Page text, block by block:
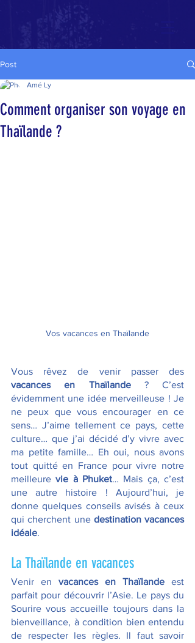
Post
Comment organiser son voyage en
Thaïlande ?
Amé Ly
Vos vacances en Thaïlande
vacances en Thaïlande ? C’est
évidemment une idée merveilleuse ! Je
ne peux que vous encourager en ce
sens… J’aime tellement ce pays, cette
culture… que j’ai décidé d’y vivre avec
ma petite famille… Eh oui, nous avons
tout quitté en France pour vivre notre
meilleure vie à Phuket… Mais ça, c’est
une autre histoire ! Aujourd’hui, je
donne quelques conseils avisés à ceux
qui cherchent une destination vacances
idéale.
La Thaïlande en vacances
Venir en vacances en Thaïlande est
parfait pour découvrir l’Asie. Le pays du
Sourire vous accueille toujours dans la
bienveillance, à condition bien entendu
de respecter les règles. Il faut savoir